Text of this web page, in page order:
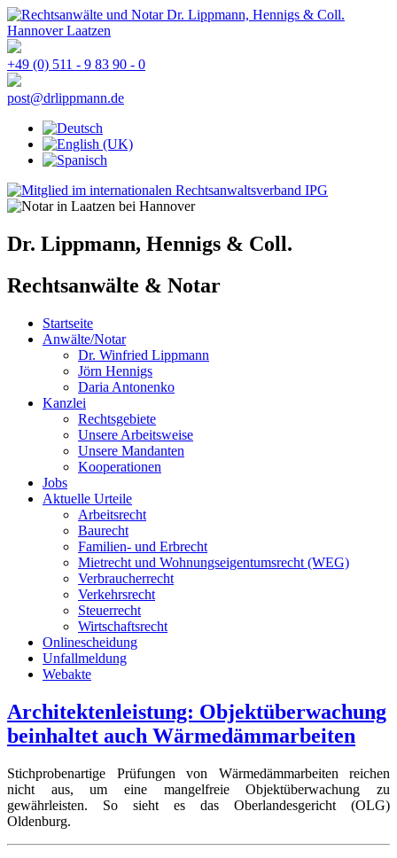
+49 (0) 511 - 9 83 90 - 0
post@drlippmann.de
Dr. Lippmann, Hennigs & Coll.
Rechtsanwälte & Notar
Startseite
Anwälte/Notar
Dr. Winfried Lippmann
Jörn Hennigs
Daria Antonenko
Kanzlei
Rechtsgebiete
Unsere Arbeitsweise
Unsere Mandanten
Kooperationen
Jobs
Aktuelle Urteile
Arbeitsrecht
Baurecht
Familien- und Erbrecht
Mietrecht und Wohnungseigentumsrecht (WEG)
Verbraucherrecht
Verkehrsrecht
Steuerrecht
Wirtschaftsrecht
Onlinescheidung
Unfallmeldung
Webakte
Architektenleistung: Objektüberwachung
beinhaltet auch Wärmedämmarbeiten
Stichprobenartige Prüfungen von Wärmedämmarbeiten reichen
nicht aus, um eine mangelfreie Objektüberwachung zu
gewährleisten. So sieht es das Oberlandesgericht (OLG)
Oldenburg.